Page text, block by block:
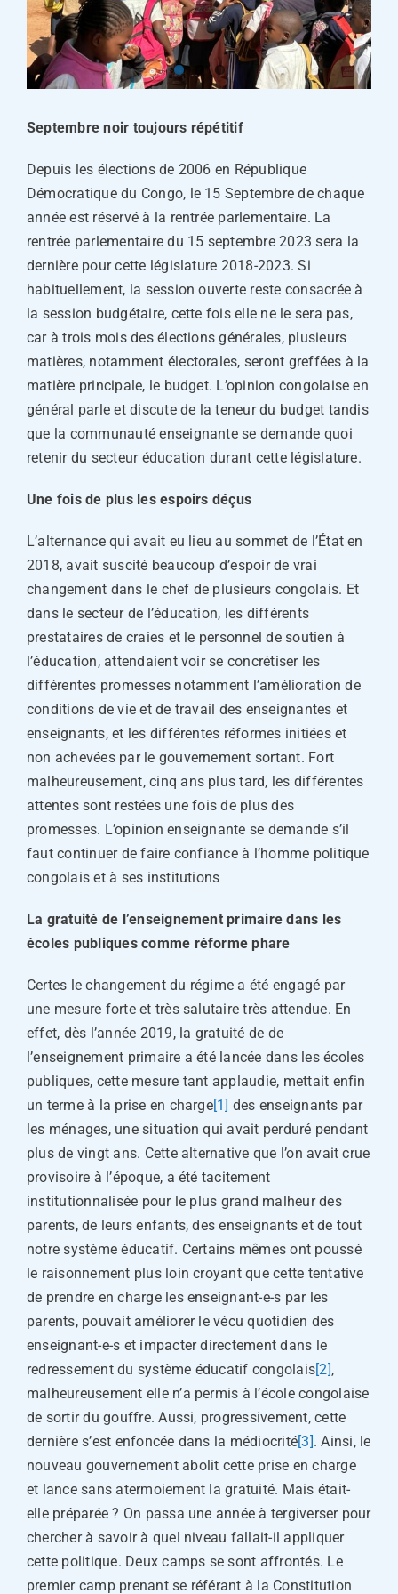
Septembre noir toujours répétitif
Depuis les élections de 2006 en République
Démocratique du Congo, le 15 Septembre de chaque
année est réservé à la rentrée parlementaire. La
rentrée parlementaire du 15 septembre 2023 sera la
dernière pour cette législature 2018-2023. Si
habituellement, la session ouverte reste consacrée à
la session budgétaire, cette fois elle ne le sera pas,
car à trois mois des élections générales, plusieurs
matières, notamment électorales, seront greffées à la
matière principale, le budget. L’opinion congolaise en
général parle et discute de la teneur du budget tandis
que la communauté enseignante se demande quoi
retenir du secteur éducation durant cette législature.
Une fois de plus les espoirs déçus
L’alternance qui avait eu lieu au sommet de l’État en
2018, avait suscité beaucoup d’espoir de vrai
changement dans le chef de plusieurs congolais. Et
dans le secteur de l’éducation, les différents
prestataires de craies et le personnel de soutien à
l’éducation, attendaient voir se concrétiser les
différentes promesses notamment l’amélioration de
conditions de vie et de travail des enseignantes et
enseignants, et les différentes réformes initiées et
non achevées par le gouvernement sortant. Fort
malheureusement, cinq ans plus tard, les différentes
attentes sont restées une fois de plus des
promesses. L’opinion enseignante se demande s’il
faut continuer de faire confiance à l’homme politique
congolais et à ses institutions
La gratuité de l’enseignement primaire dans les
écoles publiques comme réforme phare
Certes le changement du régime a été engagé par
une mesure forte et très salutaire très attendue. En
effet, dès l’année 2019, la gratuité de de
l’enseignement primaire a été lancée dans les écoles
publiques, cette mesure tant applaudie, mettait enfin
un terme à la prise en charge[1] des enseignants par
les ménages, une situation qui avait perduré pendant
plus de vingt ans. Cette alternative que l’on avait crue
provisoire à l’époque, a été tacitement
institutionnalisée pour le plus grand malheur des
parents, de leurs enfants, des enseignants et de tout
notre système éducatif. Certains mêmes ont poussé
le raisonnement plus loin croyant que cette tentative
de prendre en charge les enseignant-e-s par les
parents, pouvait améliorer le vécu quotidien des
enseignant-e-s et impacter directement dans le
redressement du système éducatif congolais[2],
malheureusement elle n’a permis à l’école congolaise
de sortir du gouffre. Aussi, progressivement, cette
dernière s’est enfoncée dans la médiocrité[3]. Ainsi, le
nouveau gouvernement abolit cette prise en charge
et lance sans atermoiement la gratuité. Mais était-
elle préparée ? On passa une année à tergiverser pour
chercher à savoir à quel niveau fallait-il appliquer
cette politique. Deux camps se sont affrontés. Le
premier camp prenant se référant à la Constitution